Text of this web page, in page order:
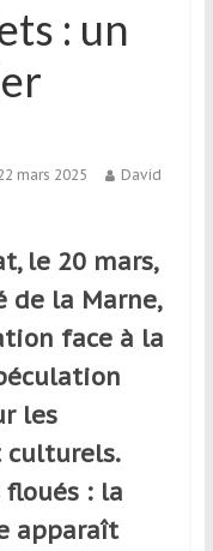
: un
mars 2025
David
le 20 mars,
de la Marne,
face à la
les
culturels.
floués : la
apparaît